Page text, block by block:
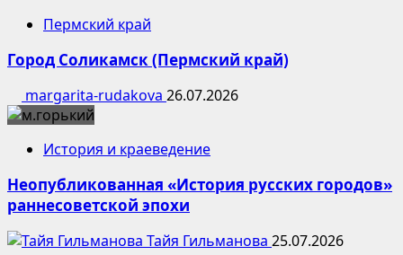
Пермский край
Город Соликамск (Пермский край)
margarita-rudakova 26.07.2026
История и краеведение
Неопубликованная «История русских городов»
раннесоветской эпохи
Тайя Гильманова 25.07.2026